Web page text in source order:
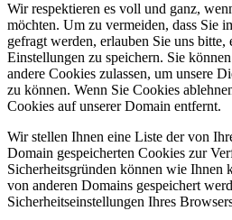
Wir respektieren es voll und ganz,
möchten. Um zu vermeiden, dass Sie
gefragt werden, erlauben Sie uns
Einstellungen zu speichern. Sie
andere Cookies zulassen, um unsere
zu können. Wenn Sie Cookies
Cookies auf unserer Domain entfernt.
Wir stellen Ihnen eine Liste der von
Domain gespeicherten Cookies zur
Sicherheitsgründen können wie Ihnen
von anderen Domains gespeichert
Sicherheitseinstellungen Ihres